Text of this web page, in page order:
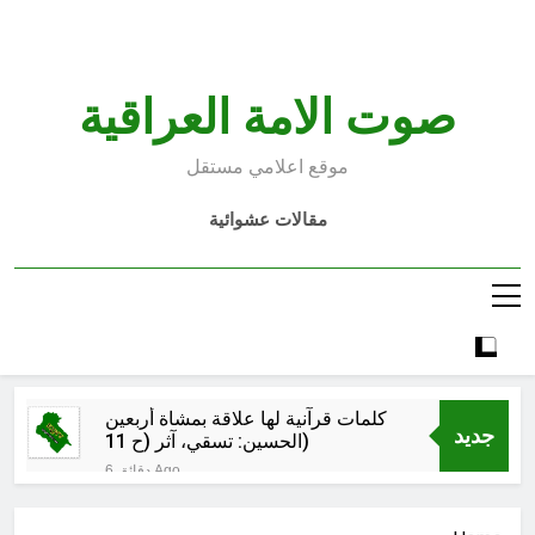
صوت الامة العراقية
موقع اعلامي مستقل
مقالات عشوائية
جديد
كلمات قرآنية لها علاقة بمشاة أربعين
الحسين: تسقي، آثر (ح 11)
6 دقائق Ago